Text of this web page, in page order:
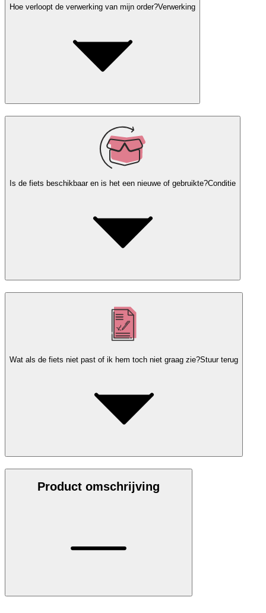
Hoe verloopt de verwerking van mijn order?Verwerking
Is de fiets beschikbaar en is het een nieuwe of gebruikte?Conditie
Wat als de fiets niet past of ik hem toch niet graag zie?Stuur terug
Product omschrijving